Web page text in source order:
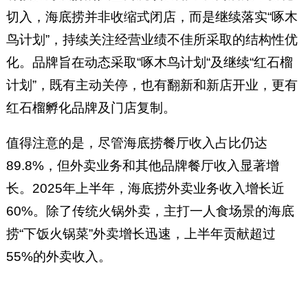
切入，海底捞并非收缩式闭店，而是继续落实“啄木
鸟计划”，持续关注经营业绩不佳所采取的结构性优
化。品牌旨在动态采取“啄木鸟计划“及继续“红石榴
计划”，既有主动关停，也有翻新和新店开业，更有
红石榴孵化品牌及门店复制。
值得注意的是，尽管海底捞餐厅收入占比仍达
89.8%，但外卖业务和其他品牌餐厅收入显著增
长。2025年上半年，海底捞外卖业务收入增长近
60%。除了传统火锅外卖，主打一人食场景的海底
捞“下饭火锅菜”外卖增长迅速，上半年贡献超过
55%的外卖收入。